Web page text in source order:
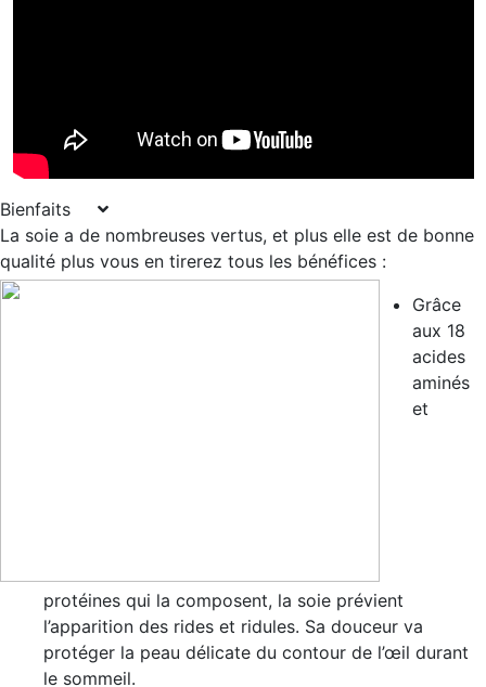
Bienfaits
La soie a de nombreuses vertus, et plus elle est de bonne
qualité plus vous en tirerez tous les bénéfices :
Grâce
aux 18
acides
aminés
et
protéines qui la composent, la soie prévient
l’apparition des rides et ridules. Sa douceur va
protéger la peau délicate du contour de l’œil durant
le sommeil.